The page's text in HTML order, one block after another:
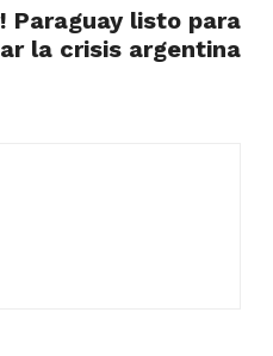
Paraguay listo para
la crisis argentina